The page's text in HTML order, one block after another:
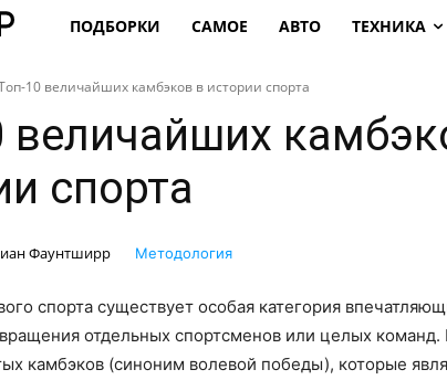
ПОДБОРКИ САМОЕ АВТО ТЕХНИКА
10 величайших камбэков в истории спорта
величайших
спорта
Фаунтширр Методология
спорта существует особая категория
отдельных спортсменов или целых
камбэков (синоним волевой победы), которые